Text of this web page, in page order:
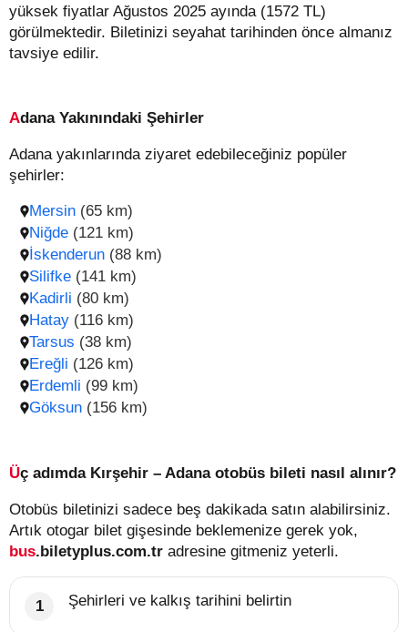
yüksek fiyatlar Ağustos 2025 ayında (1572 TL)
görülmektedir. Biletinizi seyahat tarihinden önce almanız
tavsiye edilir.
Adana Yakınındaki Şehirler
Adana yakınlarında ziyaret edebileceğiniz popüler
şehirler:
Mersin (65 km)
Hatay (116 km)
Niğde (121 km)
Tarsus (38 km)
İskenderun (88 km)
Ereğli (126 km)
Silifke (141 km)
Erdemli (99 km)
Kadirli (80 km)
Göksun (156 km)
Üç adımda Kırşehir – Adana otobüs bileti nasıl alınır?
Otobüs biletinizi sadece beş dakikada satın alabilirsiniz.
Artık otogar bilet gişesinde beklemenize gerek yok,
bus.biletyplus.com.tr adresine gitmeniz yeterli.
Şehirleri ve kalkış tarihini belirtin